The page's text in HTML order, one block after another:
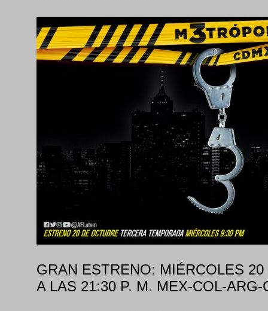
GRAN ESTRENO: MIÉRCOLES
A LAS 21:30 P. M. MEX-COL-ARG-